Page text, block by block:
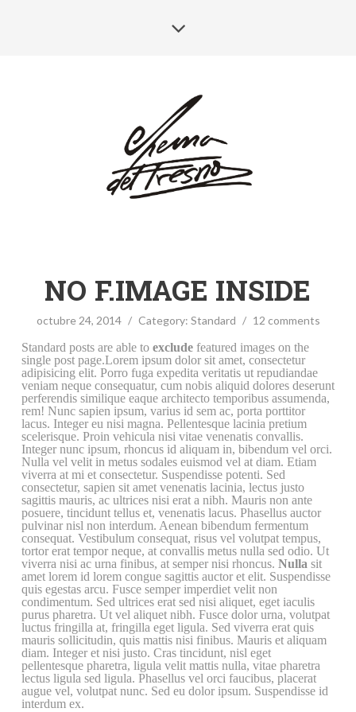
NO F.IMAGE INSIDE
octubre 24, 2014 / Category: Standard / 12 comments
Standard posts are able to excludefeatured images on the
single post page.Lorem ipsum dolor sit amet, consectetur
adipisicing elit. Porro fuga expedita veritatis ut repudiandae
veniam neque consequatur, cum nobis aliquid dolores deserunt
perferendis similique eaque architecto temporibus assumenda,
rem! Nunc sapien ipsum, varius id sem ac, porta porttitor
lacus. Integer eu nisi magna. Pellentesque lacinia pretium
scelerisque. Proin vehicula nisi vitae venenatis convallis.
Integer nunc ipsum, rhoncus id aliquam in, bibendum vel orci.
Nulla vel velit in metus sodales euismod vel at diam. Etiam
viverra at mi et consectetur. Suspendisse potenti. Sed
consectetur, sapien sit amet venenatis lacinia, lectus justo
sagittis mauris, ac ultrices nisi erat a nibh. Mauris non ante
posuere, tincidunt tellus et, venenatis lacus. Phasellus auctor
pulvinar nisl non interdum. Aenean bibendum fermentum
consequat. Vestibulum consequat, risus vel volutpat tempus,
tortor erat tempor neque, at convallis metus nulla sed odio. Ut
viverra nisi ac urna finibus, at semper nisi rhoncus. Nulla sit
amet lorem id lorem congue sagittis auctor et elit. Suspendisse
quis egestas arcu. Fusce semper imperdiet velit non
condimentum. Sed ultrices erat sed nisi aliquet, eget iaculis
purus pharetra. Ut vel aliquet nibh. Fusce dolor urna, volutpat
luctus fringilla at, fringilla eget ligula. Sed viverra erat quis
mauris sollicitudin, quis mattis nisi finibus. Mauris et aliquam
diam. Integer et nisi justo. Cras tincidunt, nisl eget
pellentesque pharetra, ligula velit mattis nulla, vitae pharetra
lectus ligula sed ligula. Phasellus vel orci faucibus, placerat
augue vel, volutpat nunc. Sed eu dolor ipsum. Suspendisse id
interdum ex.